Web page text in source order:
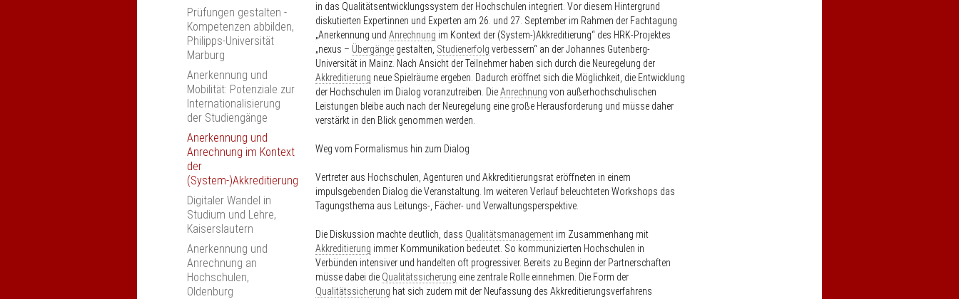
Prüfungen gestalten -
Kompetenzen abbilden,
Philipps-Universität
Marburg
Anerkennung und
Mobilität: Potenziale zur
Internationalisierung
der Studiengänge
Anerkennung und
Anrechnung im Kontext
der
(System-)Akkreditierung
Digitaler Wandel in
Studium und Lehre,
Kaiserslautern
Anerkennung und
Anrechnung an
Hochschulen,
Oldenburg
in das Qualitätsentwicklungssystem der Hochschulen integriert. Vor diesem Hintergrund
diskutierten Expertinnen und Experten am 26. und 27. September im Rahmen der Fachtagung
„Anerkennung und Anrechnung im Kontext der (System-)Akkreditierung“ des HRK-Projektes
„nexus – Übergänge gestalten, Studienerfolg verbessern“ an der Johannes Gutenberg-
Universität in Mainz. Nach Ansicht der Teilnehmer haben sich durch die Neuregelung der
Akkreditierung neue Spielräume ergeben. Dadurch eröffnet sich die Möglichkeit, die Entwicklung
der Hochschulen im Dialog voranzutreiben. DieAnrechnung von außerhochschulischen
Leistungen bleibe auch nach der Neuregelung eine große Herausforderung und müsse daher
verstärkt in den Blick genommen werden.
Weg vom Formalismus hin zum Dialog
Vertreter aus Hochschulen, Agenturen und Akkreditierungsrat eröffneten in einem
impulsgebenden Dialog die Veranstaltung. Im weiteren Verlauf beleuchteten Workshops das
Tagungsthema aus Leitungs-, Fächer- und Verwaltungsperspektive.
Die Diskussion machte deutlich, dass Qualitätsmanagement im Zusammenhang mit
Akkreditierung immer Kommunikation bedeutet. So kommunizierten Hochschulen in
Verbünden intensiver und handelten oft progressiver. Bereits zu Beginn der Partnerschaften
müsse dabei die Qualitätssicherung eine zentrale Rolle einnehmen. Die Form der
Qualitätssicherung hat sich zudem mit der Neufassung des Akkreditierungsverfahrens